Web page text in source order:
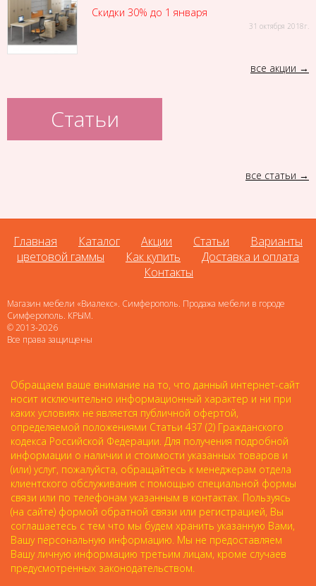
Скидки 30% до 1 января
31 октября 2018г.
все акции
Статьи
все статьи
Главная Каталог Акции Статьи
Варианты
цветовой гаммы
Как купить
Доставка и оплата
Контакты
Магазин мебели «Виалекс». Симферополь. Продажа мебели в городе
Симферополь. КРЫМ.
© 2013-2026
Все права защищены
Обращаем ваше внимание на то, что данный интернет-сайт
носит исключительно информационный характер и ни при
каких условиях не является публичной офертой,
определяемой положениями Статьи 437 (2) Гражданского
кодекса Российской Федерации. Для получения подробной
информации о наличии и стоимости указанных товаров и
(или) услуг, пожалуйста, обращайтесь к менеджерам отдела
клиентского обслуживания с помощью специальной формы
связи или по телефонам указанным в контактах. Пользуясь
(на сайте) формой обратной связи или регистрацией, Вы
соглашаетесь с тем что мы будем хранить указанную Вами,
Вашу персональную информацию. Мы не предоставляем
Вашу личную информацию третьим лицам, кроме случаев
предусмотренных законодательством.